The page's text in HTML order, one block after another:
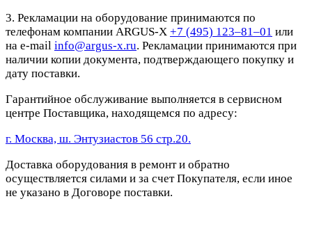
3. Рекламации на оборудование принимаются по
телефонам компании ARGUS-X +7 (495) 123–81–01 или
на e-mail info@argus-x.ru. Рекламации принимаются при
наличии копии документа, подтверждающего покупку и
дату поставки.
Гарантийное обслуживание выполняется в сервисном
центре Поставщика, находящемся по адресу:
г. Москва, ш. Энтузиастов 56 стр.20.
Доставка оборудования в ремонт и обратно
осуществляется силами и за счет Покупателя, если иное
не указано в Договоре поставки.